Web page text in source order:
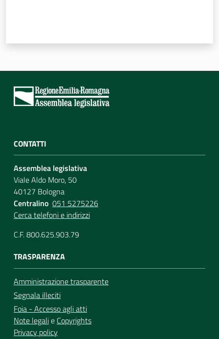
CONTATTI
Assemblea legislativa
Viale Aldo Moro, 50
40127 Bologna
Centralino 051 5275226
Cerca telefoni e indirizzi
C.F. 800.625.903.79
TRASPARENZA
Amministrazione trasparente
Segnala illeciti
Foia - Accesso agli atti
Note legalie Copyrights
Privacy policy